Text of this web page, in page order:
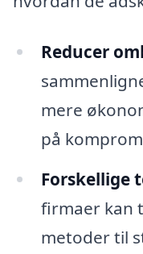
Reducer
mere
på
Forskellige
firmaer kan
metoder til